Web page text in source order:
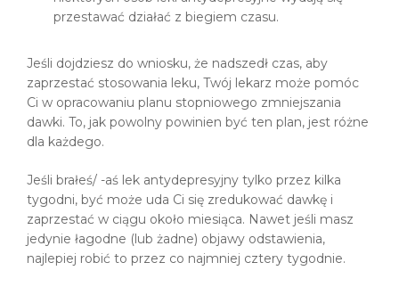
przestawać działać z biegiem czasu.
Jeśli dojdziesz do wniosku, że nadszedł czas, aby
zaprzestać stosowania leku, Twój lekarz może pomóc
Ci w opracowaniu planu stopniowego zmniejszania
dawki. To, jak powolny powinien być ten plan, jest różne
dla każdego.
Jeśli brałeś/ -aś lek antydepresyjny tylko przez kilka
tygodni, być może uda Ci się zredukować dawkę i
zaprzestać w ciągu około miesiąca. Nawet jeśli masz
jedynie łagodne (lub żadne) objawy odstawienia,
najlepiej robić to przez co najmniej cztery tygodnie.